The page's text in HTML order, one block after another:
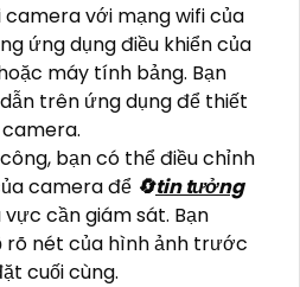
camera với mạng wifi của
ứng dụng điều khiển của
máy tính bảng. Bạn
trên ứng dụng để thiết
bạn có thể điều chỉnh
camera để 🔄tin tưởng
cần giám sát. Bạn
rõ nét của hình ảnh trước
cuối cùng.